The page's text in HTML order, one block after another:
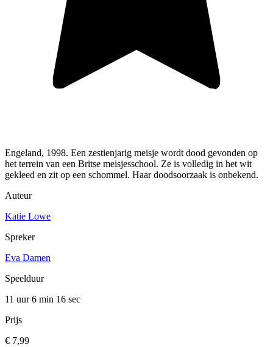
Engeland, 1998. Een zestienjarig meisje wordt dood gevonden op
het terrein van een Britse meisjesschool. Ze is volledig in het wit
gekleed en zit op een schommel. Haar doodsoorzaak is onbekend.
Auteur
Katie Lowe
Spreker
Eva Damen
Speelduur
11 uur 6 min 16 sec
Prijs
€ 7,99